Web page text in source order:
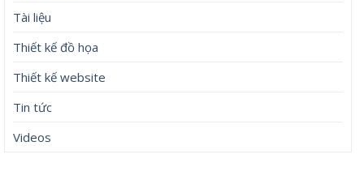
Tài liệu
Thiết kế đồ họa
Thiết kế website
Tin tức
Videos